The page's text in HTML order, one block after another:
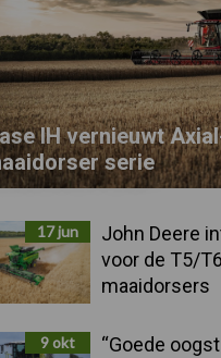
IH vernieuwt
serie
17 jun
John Deere
voor de T5/
maaidorsers
9 okt
“Goede